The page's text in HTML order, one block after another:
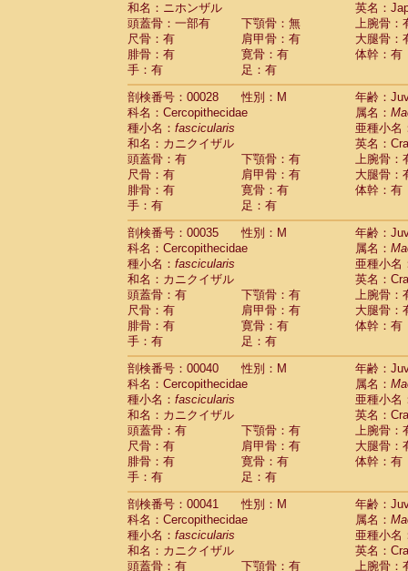
CebidaeCebus nigrivittatus
Cebidae Cebusspp.(0)
Cebidae Saimiri boliviensis
Cebidae Saimiri sciureus
Atelidae Alouatta caraya
AtelidaeAlouatta fusca
AtelidaeAlouatta seniculus
AtelidaeAlouatta
AtelidaeAteles belzebuth
Atelidae Ateles geoffroyi
Atelidae Ateles paniscus
Atelidae Atelesspp.
Atelidae Lagothrix lagothricha
AtelidaeLagothrix lagothricha cana(0)
Pitheciidae
Cacajao calvus
PitheciidaeCallicebus cupreus(0)
Pitheciidae Callicebus donacophilus(0)
Pitheciidae Callicebus moloch(0)
Pitheciidae Callicebus torquatus(0)
Pitheciidae Callicebus
Pitheciidae Chiropotes satanas
Pitheciidae Pithecia monachus
Pitheciidae Pithecia pithecia (0)
Cercopithecidae Cercocebus agilis (0)
Cercopithecidae
Cercocebus
Cercopithecidae
Cercocebus
CercopithecidaeCercocebus
CercopithecidaeCercocebus
CercopithecidaeCercocebus hybrid(0)
CercopithecidaeCercocebus
CercopithecidaeLophocebus
Cercopithecidae
(0)
Cercopithecidae Papio cynocephalus
Cercopithecidae Papio hamadryas(1)
CercopithecidaePapio papio
和名：ニホンザル
英名：
頭蓋骨：一部有
下顎骨：無
上腕骨：
尺骨：有
肩甲骨：有
大腿骨：
腓骨：有
寛骨：有
体幹：有
手：有
足：有
剖検番号：00028
性別：M
年齢：
科名：Cercopithecidae
属名：
種小名： fascicularis
亜種小名
和名：カニクイザル
英名：
頭蓋骨：有
下顎骨：有
上腕骨：
尺骨：有
肩甲骨：有
大腿骨：
腓骨：有
寛骨：有
体幹：有
手：有
足：有
剖検番号：00035
性別：M
年齢：
科名：Cercopithecidae
属名：
種小名： fascicularis
亜種小名
和名：カニクイザル
英名：
頭蓋骨：有
下顎骨：有
上腕骨：
尺骨：有
肩甲骨：有
大腿骨：
腓骨：有
寛骨：有
体幹：有
手：有
足：有
剖検番号：00040
性別：M
年齢：
科名：Cercopithecidae
属名：
種小名： fascicularis
亜種小名
和名：カニクイザル
英名：
頭蓋骨：有
下顎骨：有
上腕骨：
尺骨：有
肩甲骨：有
大腿骨：
腓骨：有
寛骨：有
体幹：有
手：有
足：有
剖検番号：00041
性別：M
年齢：
科名：Cercopithecidae
属名：
種小名： fascicularis
亜種小名
和名：カニクイザル
英名：
頭蓋骨：有
下顎骨：有
上腕骨：